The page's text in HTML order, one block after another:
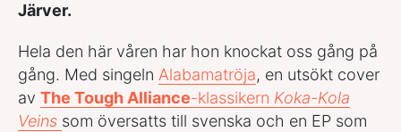
Järver.
Hela den här våren har hon knockat oss gång på
gång. Med singeln Alabamatröja, en utsökt cover
av The Tough Alliance-klassikern Koka-Kola
Veins som översatts till svenska och en EP som